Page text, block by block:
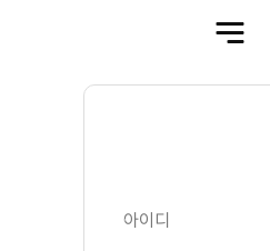
전
체
아이디